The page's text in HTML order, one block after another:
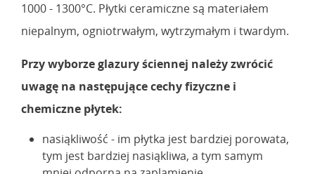
1000 - 1300°C. Płytki ceramiczne są materiałem
niepalnym, ogniotrwałym, wytrzymałym i twardym.
Przy wyborze glazury ściennej należy zwrócić
uwagę na następujące cechy fizyczne i
chemiczne płytek:
nasiąkliwość - im płytka jest bardziej porowata,
tym jest bardziej nasiąkliwa, a tym samym